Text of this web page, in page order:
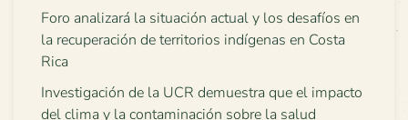
Foro analizará la situación actual y los desafíos en
la recuperación de territorios indígenas en Costa
Rica
Investigación de la UCR demuestra que el impacto
del clima y la contaminación sobre la salud